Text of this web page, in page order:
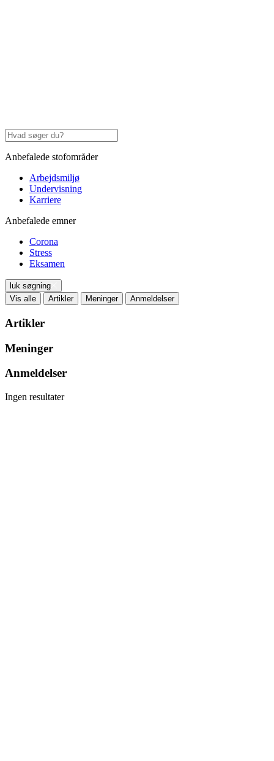
Anbefalede stofområder
Arbejdsmiljø
Undervisning
Karriere
Anbefalede emner
Corona
Stress
Eksamen
luk søgning
Vis alle
Artikler Meninger Anmeldelser
Artikler
Meninger
Anmeldelser
Ingen resultater